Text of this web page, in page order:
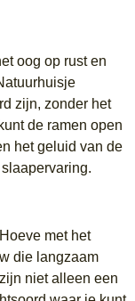
oog op rust en
zijn, zonder het
de ramen open
het geluid van de
met het
die langzaam
niet alleen een